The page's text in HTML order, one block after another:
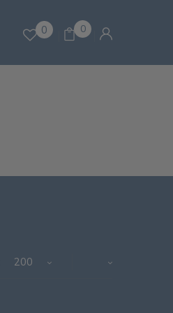
0 0
200